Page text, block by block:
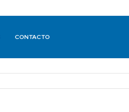
CONTACTO